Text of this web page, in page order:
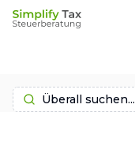
Überall suchen...